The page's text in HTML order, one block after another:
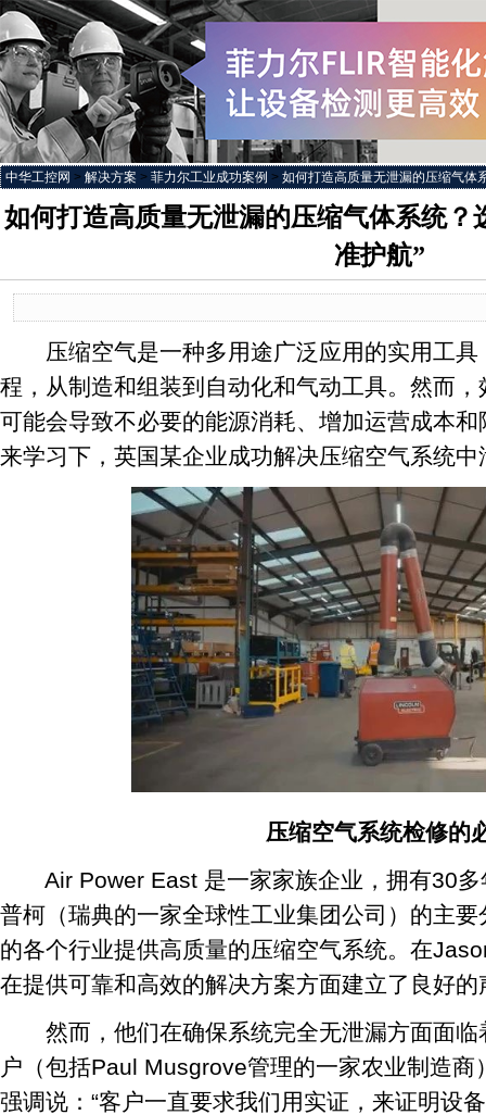
中华工控网 > 解决方案 > 菲力尔工业成功案例 > 如何打造高质量无泄漏的压缩气体
如何打造高质量无泄漏的压缩气体系统
准护航”
压缩空气是一种多用途广泛应用的实用工具
程，从制造和组装到自动化和气动工具。然而
可能会导致不必要的能源消耗、增加运营成本
来学习下，英国某企业成功解决压缩空气系统
压缩空气系统检修的
Air Power East 是一家家族企业，拥有30多
普柯（瑞典的一家全球性工业集团公司）的主
的各个行业提供高质量的压缩空气系统。在
在提供可靠和高效的解决方案方面建立了良好的
然而，他们在确保系统完全无泄漏方面面临
户（包括Paul Musgrove管理的一家农业制造
强调说：“客户一直要求我们用实证，来证明设